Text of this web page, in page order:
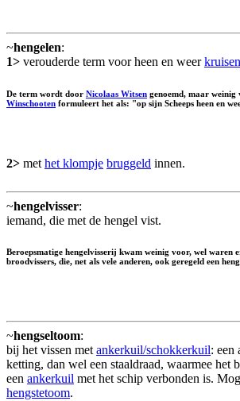
~hengelen:
1> verouderde term voor heen en weerkruisen
De term wordt door Nicolaas Witsen genoemd, maar
Winschooten formuleert het als: "op sijn Scheeps heen en
2> met het klompje bruggeld innen.
~hengelvisser:
iemand, die met de hengel vist.
Beroepsmatige hengelvisserij kwam weinig voor, wel waren
broodvissers, die, net als vele anderen, ook geregeld een
~hengseltoom:
bij het vissen metankerkuil/schokkerkuil: een
ketting, dan wel een staaldraad, waarmee het
een ankerkuil met het schip verbonden is.
hengstetoom.